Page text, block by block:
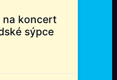
na koncert
sýpce